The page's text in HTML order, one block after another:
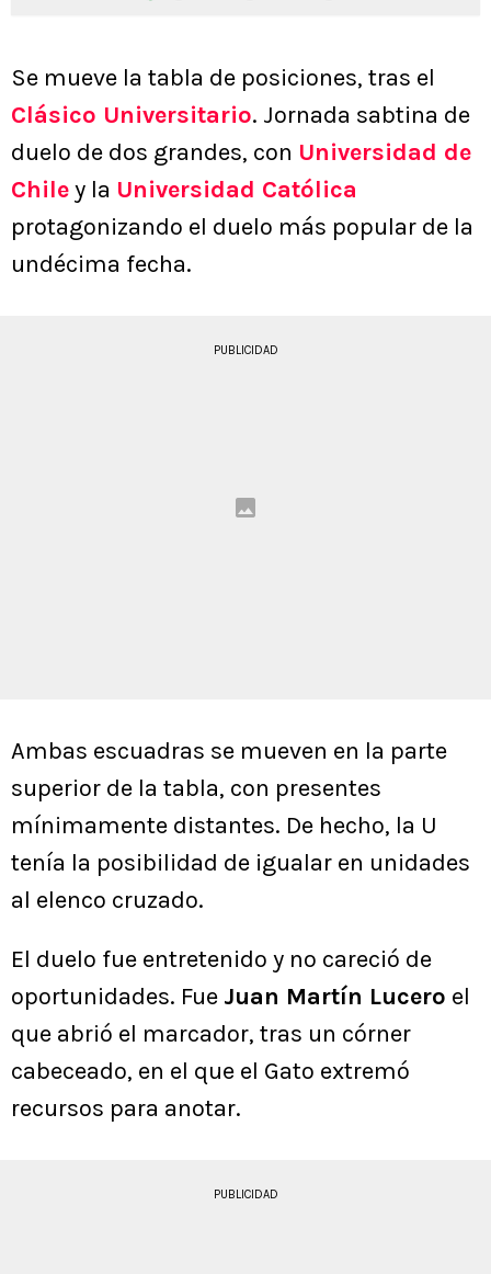
Se mueve la tabla de posiciones, tras el
Clásico Universitario. Jornada sabtina de
duelo de dos grandes, con Universidad de
Chiley la Universidad Católica
protagonizando el duelo más popular de la
undécima fecha.
PUBLICIDAD
Ambas escuadras se mueven en la parte
superior de la tabla, con presentes
mínimamente distantes. De hecho, la U
tenía la posibilidad de igualar en unidades
al elenco cruzado.
El duelo fue entretenido y no careció de
oportunidades. Fue Juan Martín Lucero el
que abrió el marcador, tras un córner
cabeceado, en el que el Gato extremó
recursos para anotar.
PUBLICIDAD